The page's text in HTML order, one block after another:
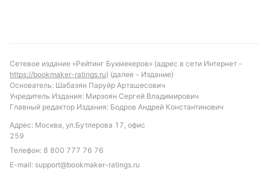
Сетевое издание «Рейтинг Букмекеров» (адрес в сети Интернет -
https://bookmaker-ratings.ru) (далее - Издание)
Основатель: Шабазян Паруйр Арташесович
Учредитель Издания: Мирзоян Сергей Владимирович
Главный редактор Издания: Бодров Андрей Константинович
Адрес: Москва, ул.Бутлерова 17, офис
259
Телефон: 8 800 777 76 76
E-mail: support@bookmaker-ratings.ru